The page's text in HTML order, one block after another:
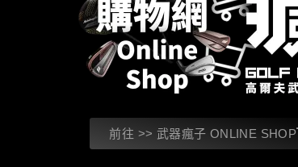
前往 >> 武器瘋子 ONLINE SHOP